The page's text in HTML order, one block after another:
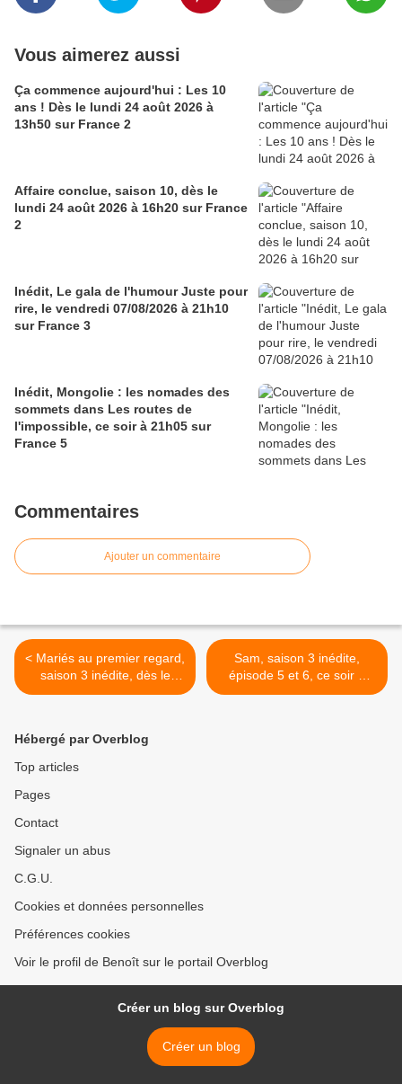
Vous aimerez aussi
Ça commence aujourd'hui : Les 10
ans ! Dès le lundi 24 août 2026 à
13h50 sur France 2
Affaire conclue, saison 10, dès le
lundi 24 août 2026 à 16h20 sur France
2
Inédit, Le gala de l'humour Juste pour
rire, le vendredi 07/08/2026 à 21h10
sur France 3
Inédit, Mongolie : les nomades des
sommets dans Les routes de
l'impossible, ce soir à 21h05 sur
France 5
Commentaires
Ajouter un commentaire
< Mariés au premier regard,
saison 3 inédite, dès le
lundi 11/02/19 à 21h00 sur
Sam, saison 3 inédite,
épisode 5 et 6, ce soir à
21h00 sur TF1 >
Hébergé par Overblog
Top articles
Pages
Contact
Signaler un abus
C.G.U.
Cookies et données personnelles
Préférences cookies
Voir le profil de Benoît sur le portail Overblog
Créer un blog sur Overblog
Créer un blog